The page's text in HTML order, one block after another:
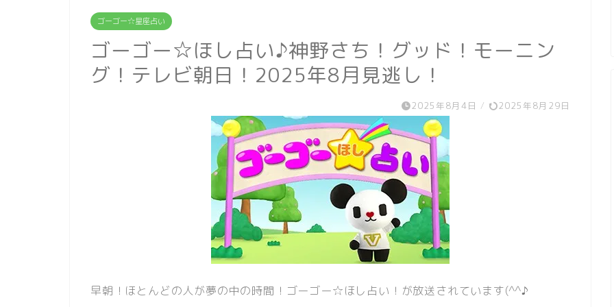
ゴーゴー☆星座占い
ゴーゴー☆ほし占い♪神野さち！グッド！モーニン
グ！テレビ朝日！2025年8月見逃し！
2025年8月4日 / 2025年8月29日
早朝！ほとんどの人が夢の中の時間！ゴーゴー☆ほし占い！が放送されています(^^♪